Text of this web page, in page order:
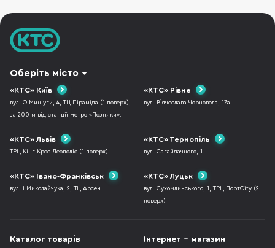
Оберіть місто
«КТС» Київ
вул. О.Мишуги, 4, ТЦ Піраміда (1 поверх),
за 200 м від станції метро «Позняки».
«КТС» Рівне
вул. В`ячеслава Чорновола, 17а
«КТС» Львів
ТРЦ Кінг Крос Леополіс (1 поверх)
«КТС» Тернопіль
вул. Сагайдачного, 1
«КТС» Івано-Франківськ
вул. І.Миколайчука, 2, ТЦ Арсен
«КТС» Луцьк
вул. Сухомлинського, 1, ТРЦ ПортCity (2
поверх)
Каталог товарів Інтернет - магазин